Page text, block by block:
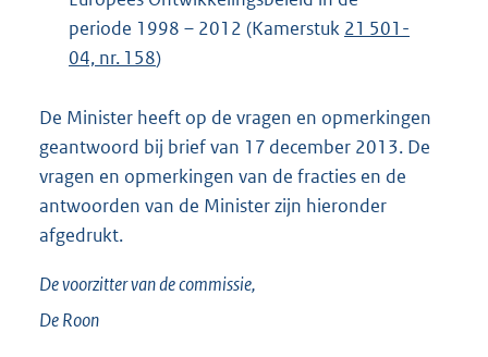
periode 1998 – 2012 (Kamerstuk 21 501-
04, nr. 158)
De Minister heeft op de vragen en opmerkingen
geantwoord bij brief van 17 december 2013. De
vragen en opmerkingen van de fracties en de
antwoorden van de Minister zijn hieronder
afgedrukt.
De voorzitter van de commissie,
De Roon